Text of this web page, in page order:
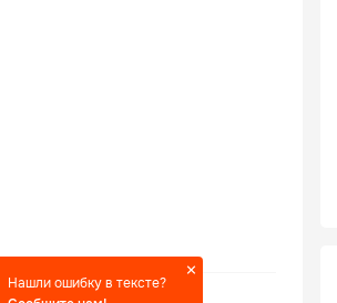
Нашли ошибку в тексте?